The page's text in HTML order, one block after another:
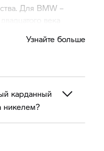
Для BMW –
в отличие от
привод.
на подавляющем
используется он и
Узнайте больше
карданный
никелем?